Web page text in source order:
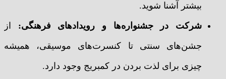
بیشتر آشنا شوید.
شرکت در جشنواره‌ها و رویدادهای فرهنگی: از
جشن‌های سنتی تا کنسرت‌های موسیقی، همیشه
چیزی برای لذت بردن در کمبریج وجود دارد.